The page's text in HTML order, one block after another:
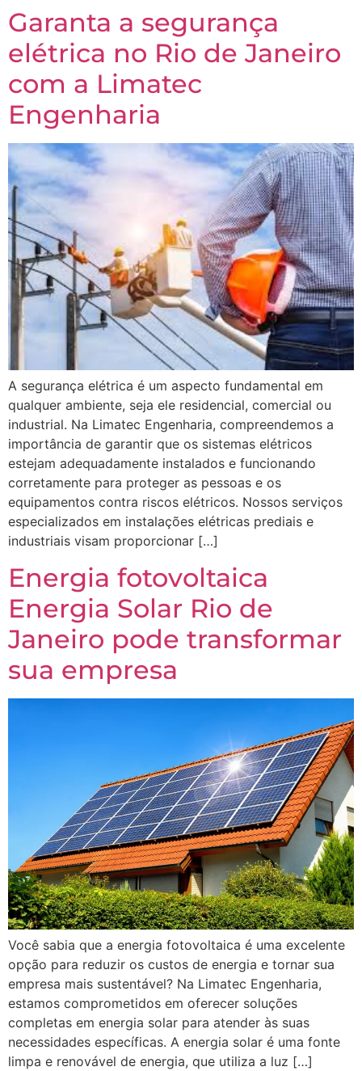
Garanta a segurança
elétrica no Rio de Janeiro
com a Limatec
Engenharia
A segurança elétrica é um aspecto fundamental em
qualquer ambiente, seja ele residencial, comercial ou
industrial. Na Limatec Engenharia, compreendemos a
importância de garantir que os sistemas elétricos
estejam adequadamente instalados e funcionando
corretamente para proteger as pessoas e os
equipamentos contra riscos elétricos. Nossos serviços
especializados em instalações elétricas prediais e
industriais visam proporcionar […]
Energia fotovoltaica
Energia Solar Rio de
Janeiro pode transformar
sua empresa
Você sabia que a energia fotovoltaica é uma excelente
opção para reduzir os custos de energia e tornar sua
empresa mais sustentável? Na Limatec Engenharia,
estamos comprometidos em oferecer soluções
completas em energia solar para atender às suas
necessidades específicas. A energia solar é uma fonte
limpa e renovável de energia, que utiliza a luz […]